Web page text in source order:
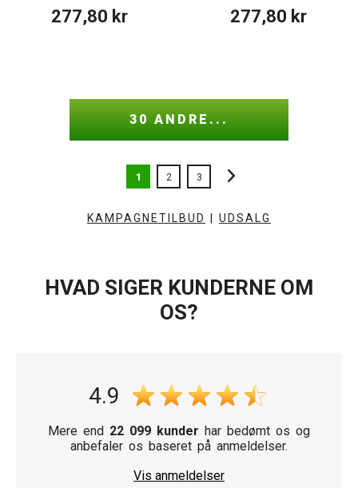
277,80 kr 277,80 kr
30 ANDRE...
1 2 3
KAMPAGNETILBUD UDSALG
HVAD SIGER KUNDERNE OM
OS?
4.9
Mere end 22 099 kunder har bedømt os og
anbefaler os baseret på anmeldelser.
Vis anmeldelser